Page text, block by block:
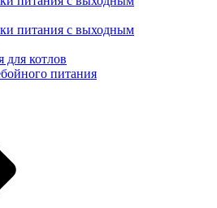
питания с выходным
котлов
питания